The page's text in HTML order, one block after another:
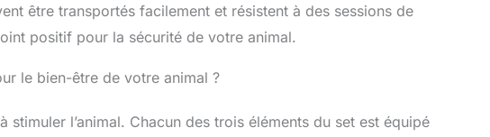
être transportés facilement et résistent à des sessions de
positif pour la sécurité de votre animal.
le bien-être de votre animal ?
l’animal. Chacun des trois éléments du set est équipé